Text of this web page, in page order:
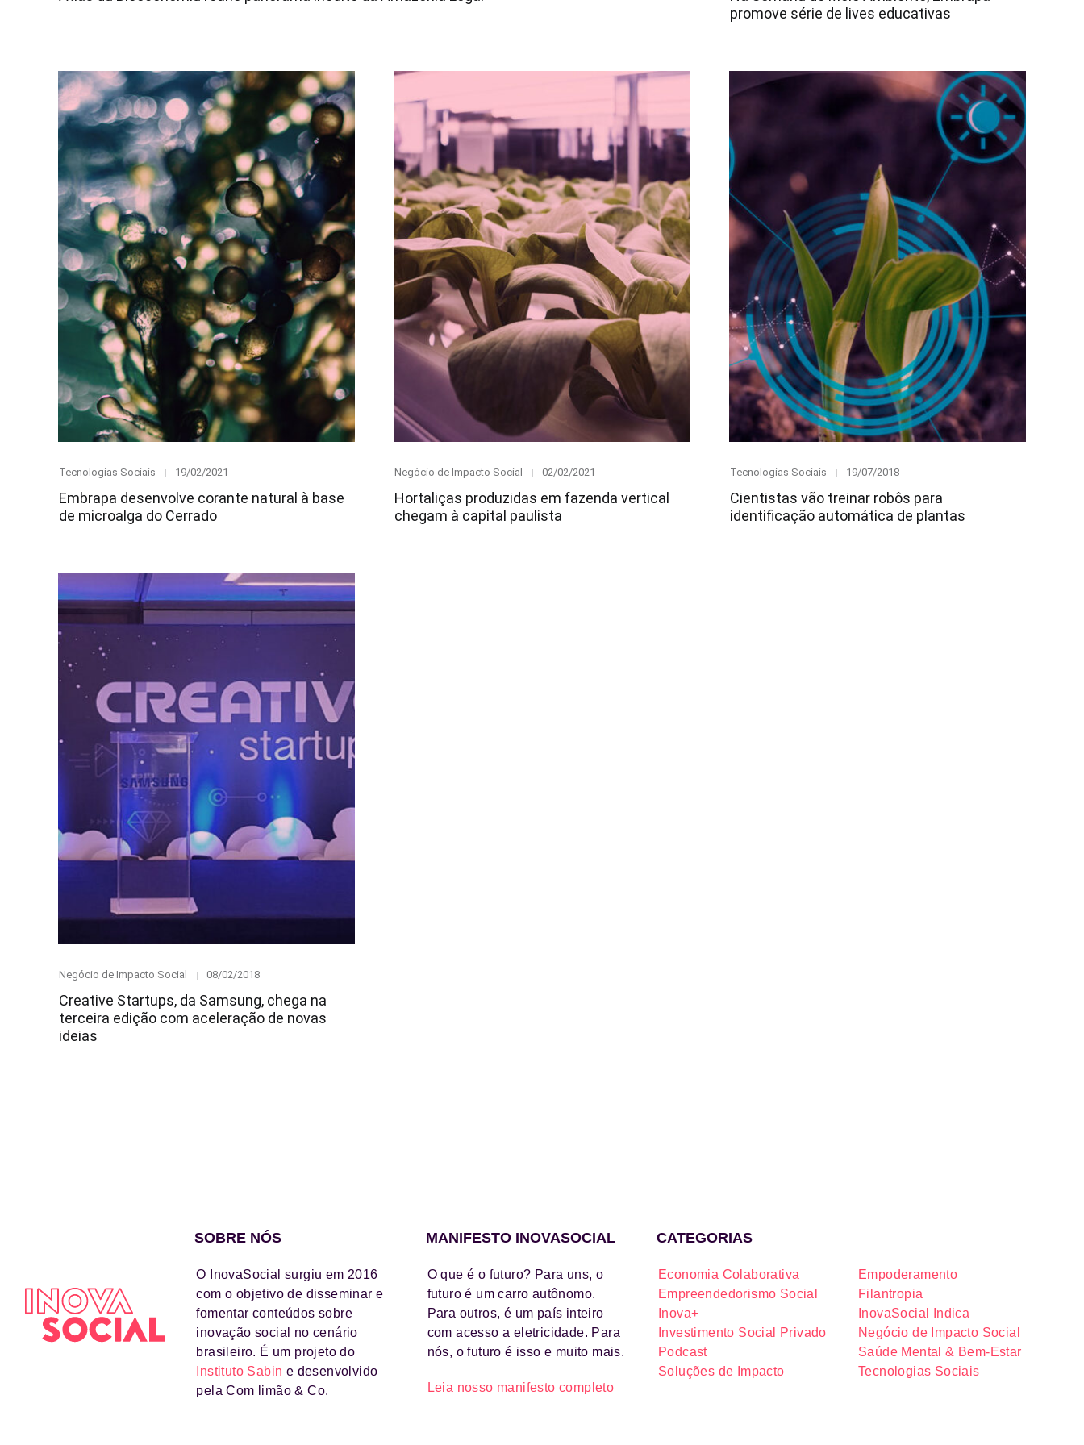
promove série de lives educativas
Category
Tecnologias Sociais
Posted
19/02/2021
Embrapa desenvolve corante natural à base
de microalga do Cerrado
Category
Negócio de Impacto Social
Posted
02/02/2021
Hortaliças produzidas em fazenda vertical
chegam à capital paulista
Category
Tecnologias Sociais
Posted
19/07/2018
Cientistas vão treinar robôs para
identificação automática de plantas
Category
Negócio de Impacto Social
Posted
08/02/2018
Creative Startups, da Samsung, chega na
terceira edição com aceleração de novas
ideias
SOBRE NÓS
O InovaSocial surgiu em 2016
com o objetivo de disseminar e
fomentar conteúdos sobre
inovação social no cenário
brasileiro. É um projeto do
Instituto Sabin e desenvolvido
pela Com limão & Co.
MANIFESTO INOVASOCIAL
O que é o futuro? Para uns, o
futuro é um carro autônomo.
Para outros, é um país inteiro
com acesso a eletricidade. Para
nós, o futuro é isso e muito mais.
Leia nosso manifesto completo
CATEGORIAS
Economia Colaborativa
Empoderamento
Empreendedorismo Social
Filantropia
Inova+
InovaSocial Indica
Investimento Social Privado
Negócio de Impacto Social
Podcast
Saúde Mental & Bem-Estar
Soluções de Impacto
Tecnologias Sociais